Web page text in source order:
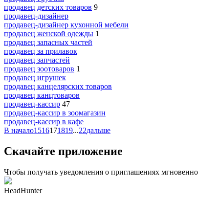
продавец детских товаров 9
продавец-дизайнер
продавец-дизайнер кухонной мебели
продавец женской одежды 1
продавец запасных частей
продавец за прилавок
продавец запчастей
продавец зоотоваров 1
продавец игрушек
продавец канцелярских товаров
продавец канцтоваров
продавец-кассир 47
продавец-кассир в зоомагазин
продавец-кассир в кафе
В начало1516171819...22дальше
Скачайте приложение
Чтобы получать уведомления о приглашениях мгновенно
HeadHunter